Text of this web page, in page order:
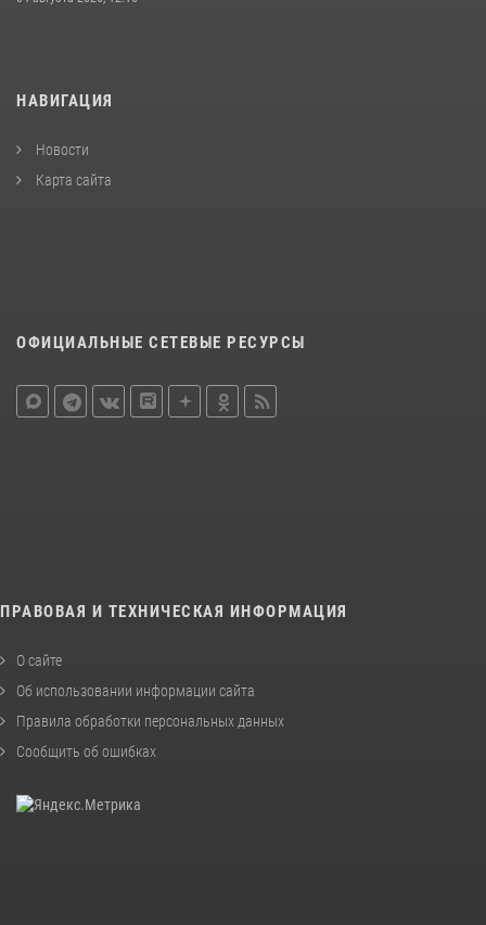
НАВИГАЦИЯ
Новости
Карта сайта
ОФИЦИАЛЬНЫЕ СЕТЕВЫЕ РЕСУРСЫ
ПРАВОВАЯ И ТЕХНИЧЕСКАЯ ИНФОРМАЦИЯ
О сайте
Об использовании информации сайта
Правила обработки персональных данных
Сообщить об ошибках